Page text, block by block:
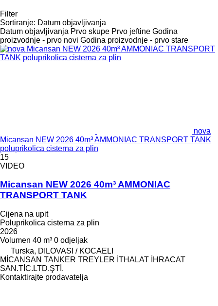
Filter
Sortiranje: Datum objavljivanja
Datum objavljivanja Prvo skupe Prvo jeftine Godina
proizvodnje - prvo novi Godina proizvodnje - prvo stare
nova
Micansan NEW 2026 40m³ AMMONIAC TRANSPORT TANK
poluprikolica cisterna za plin
15
VIDEO
Micansan NEW 2026 40m³ AMMONIAC
TRANSPORT TANK
Cijena na upit
Poluprikolica cisterna za plin
2026
Volumen 40 m³ 0 odjeljak
Turska, DILOVASI / KOCAELI
MİCANSAN TANKER TREYLER İTHALAT İHRACAT
SAN.TİC.LTD.ŞTİ.
Kontaktirajte prodavatelja